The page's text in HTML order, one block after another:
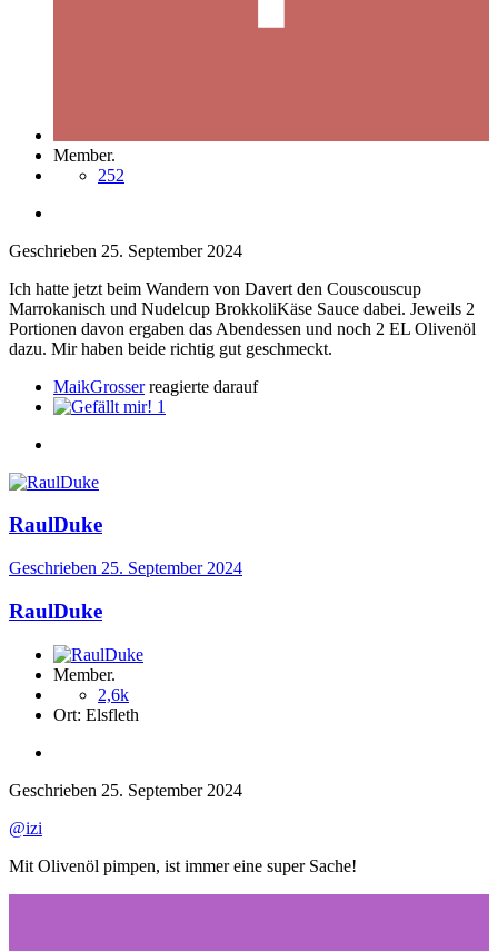
Member.
252
Geschrieben 25. September 2024
Ich hatte jetzt beim Wandern von Davert den Couscouscup
Marrokanisch und Nudelcup BrokkoliKäse Sauce dabei. Jeweils 2
Portionen davon ergaben das Abendessen und noch 2 EL Olivenöl
dazu. Mir haben beide richtig gut geschmeckt.
MaikGrosserreagierte darauf
1
RaulDuke
Geschrieben 25. September 2024
RaulDuke
Member.
2,6k
Ort: Elsfleth
Geschrieben 25. September 2024
@izi
Mit Olivenöl pimpen, ist immer eine super Sache!